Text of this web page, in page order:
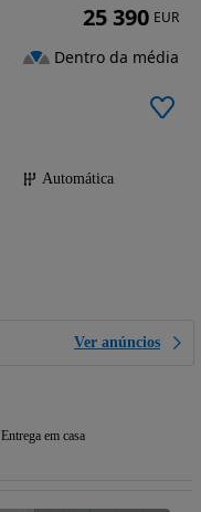
Automática
Ver anúncios
Entrega em casa
25 390 EUR
Dentro da média